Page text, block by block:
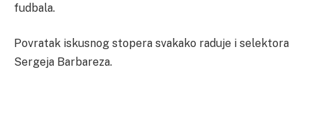
fudbala.
Povratak iskusnog stopera svakako raduje i selektora
Sergeja Barbareza.